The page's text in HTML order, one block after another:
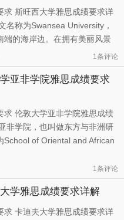
求 斯旺西大学雅思成绩要求详
名称为Swansea University，
端的海岸边。在拥有美丽风景
十分便利。其距离卡迪夫国际
车程，每天有多趟火车往返伦
国其他地区。 斯旺西大学成
1条评论
亚非学院雅思成绩要求
求 伦敦大学亚非学院雅思成绩
非学院，也叫做东方与非洲研
School of Oriental and African
学院的主校区紧密相连。交通
有公交车站，地铁站也不超过5
校成立 ...
1条评论
学雅思成绩要求详解
求 卡迪夫大学雅思成绩要求详